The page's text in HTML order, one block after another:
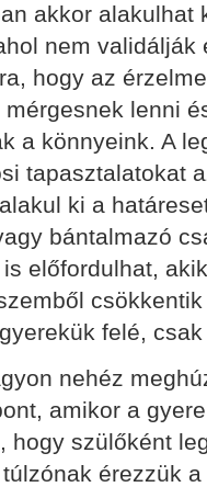
akkor alakulhat
nem
hogy az
lenni
a könnyeink. A
tapasztalatokat
ki a
bántalmazó
előfordulhat,
felé,
nehéz
amikor a
hogy szülőként
érezzük